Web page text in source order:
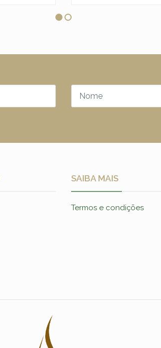
SAIBA MAIS
Termos e condições